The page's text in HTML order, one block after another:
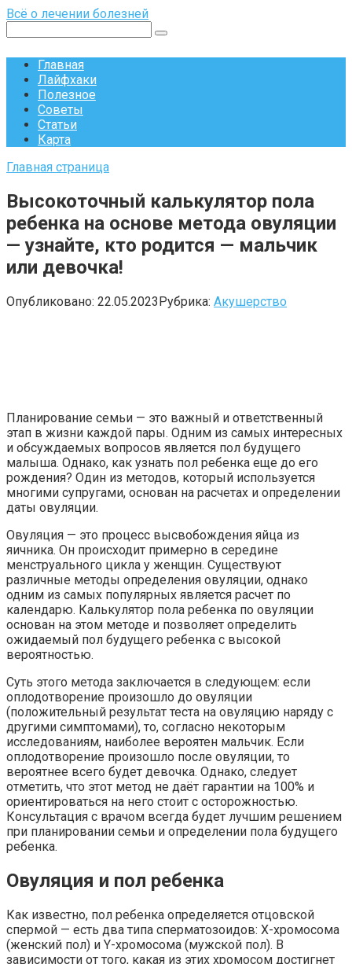
Перейти
контенту
Всё о лечении болезней
Главная
Лайфхаки
Полезное
Советы
Статьи
Карта
Главная страница
Высокоточный калькулятор пола
ребенка на основе метода овуляции
— узнайте, кто родится — мальчик
или девочка!
Опубликовано: 22.05.2023Рубрика: Акушерство
Планирование семьи — это важный и ответственный
этап в жизни каждой пары. Одним из самых интересных
и обсуждаемых вопросов является пол будущего
малыша. Однако, как узнать пол ребенка еще до его
рождения? Один из методов, который используется
многими супругами, основан на расчетах и определении
даты овуляции.
Овуляция — это процесс высвобождения яйца из
яичника. Он происходит примерно в середине
менструального цикла у женщин. Существуют
различные методы определения овуляции, однако
одним из самых популярных является расчет по
календарю. Калькулятор пола ребенка по овуляции
основан на этом методе и позволяет определить
ожидаемый пол будущего ребенка с высокой
вероятностью.
Суть этого метода заключается в следующем: если
оплодотворение произошло до овуляции
(положительный результат теста на овуляцию наряду с
другими симптомами), то, согласно некоторым
исследованиям, наиболее вероятен мальчик. Если
оплодотворение произошло после овуляции, то
вероятнее всего будет девочка. Однако, следует
отметить, что этот метод не даёт гарантии на 100% и
ориентироваться на него стоит с осторожностью.
Консультация с врачом всегда будет лучшим решением
при планировании семьи и определении пола будущего
ребенка.
Овуляция и пол ребенка
Как известно, пол ребенка определяется отцовской
спермой — есть два типа сперматозоидов: X-хромосома
(женский пол) и Y-хромосома (мужской пол). В
зависимости от того, какая из этих хромосом достигнет